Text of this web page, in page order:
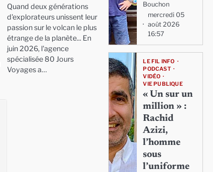
Quand deux générations
d'explorateurs unissent leur
passion sur le volcan le plus
étrange de la planète... En
juin 2026, l'agence
spécialisée 80 Jours
Voyages a…
Bouchon
mercredi 05
août 2026
16:57
LE FIL INFO
PODCAST
VIDÉO
VIE PUBLIQUE
« Un sur un
million » :
Rachid
Azizi,
l’homme
sous
l’uniforme